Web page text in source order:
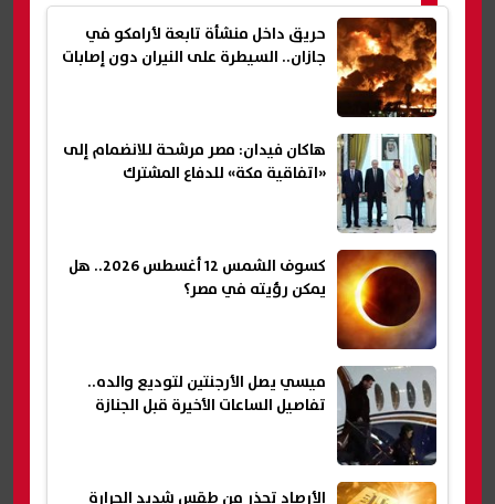
حريق داخل منشأة تابعة لأرامكو في
جازان.. السيطرة على النيران دون إصابات
هاكان فيدان: مصر مرشحة للانضمام إلى
«اتفاقية مكة» للدفاع المشترك
كسوف الشمس 12 أغسطس 2026.. هل
يمكن رؤيته في مصر؟
ميسي يصل الأرجنتين لتوديع والده..
تفاصيل الساعات الأخيرة قبل الجنازة
الأرصاد تحذر من طقس شديد الحرارة